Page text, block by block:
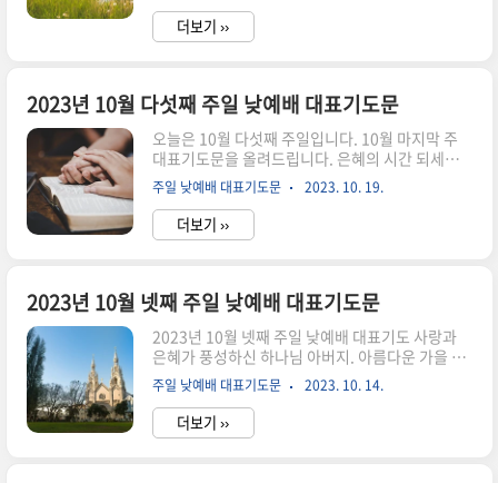
도 여전히 때가 됨에 따라 풍성한 결실의 계절을 주
심에 감사합니다. 이삭이 흉년 중에 풍년을 경험하
옵소서. 흘러간 시간을 돌아볼 때 모든 것이 주님의
서는 설명할 수 없는 많은 일들이 저희에게 일어났
고, 기적과 축복을 경험했음을 고백합니다. 언제나
주님의 돌보심을 경험하는 저희게 되게 하여 주시
더보기 ››
2023년 10월 다섯째 주일 낮예배 대표기도문
오늘은 10월 다섯째 주일입니다. 10월 마지막 주
대표기도문을 올려드립니다. 은혜의 시간 되세요.
2023년 10월 다섯째 주일 낮예배 대표기도문 거룩
하신 하나님, 절망의 시대에 생명과 소망을 부어주
시고 진리로 저희를 다스려 주심에 감사드립니다.
거룩한 주의 날, 주의 전으로 불러주시사 하나님과
던 저희들을 회개하오니 주님 불쌍히 여겨주시옵소
서. 타락한 심성을 따라 하나님 없이 살아내려 했던
모든 교만과 악함을 용서하여 주시고, 다시금 예수
그리스도의 통치 아래 붙들리는 주의 백성들 되게
하여 주시옵소서. 이 시간 성령으로 충만케 하옵시
고, 모든 존귀와 영광이 주님께 올려지는 예배가 되
게 하여 주시옵소서. ..
주일 낮예배 대표기도문 2023. 10. 19.
더보기 ››
2023년 10월 넷째 주일 낮예배 대표기도문
2023년 10월 넷째 주일 낮예배 대표기도 사랑과
은혜가 풍성하신 하나님 아버지. 아름다운 가을 날
씨를 저희에게 허락하시고 맑은 공기를 마시며 추
수의 계절을 보내게 하시니 감사드립니다. 지난
2023년 한 해를 돌아보며 감사의 마음으로 주님 앞
에 나아가는 예배 시간이 되게 하여 주시옵소서. 우
주일 낮예배 대표기도문 2023. 10. 14.
더보기 ››